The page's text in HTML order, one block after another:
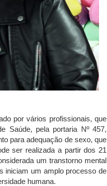
por vários profissionais, que
Saúde, pela portaria Nº 457,
para adequação de sexo, que
ser realizada a partir dos 21
um transtorno mental
iniciam um amplo processo de
humana.